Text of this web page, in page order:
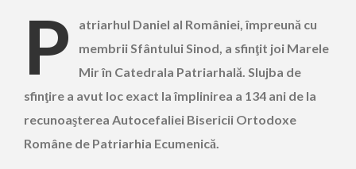
P
atriarhul Daniel al României, împreună cu
membrii Sfântului Sinod, a sfinţit joi Marele
Mir în Catedrala Patriarhală. Slujba de
sfinţire a avut loc exact la împlinirea a 134 ani de la
recunoaşterea Autocefaliei Bisericii Ortodoxe
Române de Patriarhia Ecumenică.